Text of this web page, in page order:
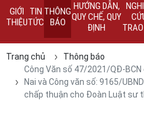
GIỚI
THIỆU
TIN
TỨC
THÔNG
BÁO
HƯỚNG DẪN,
QUY CHẾ, QUY
ĐỊNH
Trang chủ
Thông báo
Công Văn số 47/2021/QĐ-
Nai và Công văn số: 9165/
chấp thuận cho Đoàn Luật sư